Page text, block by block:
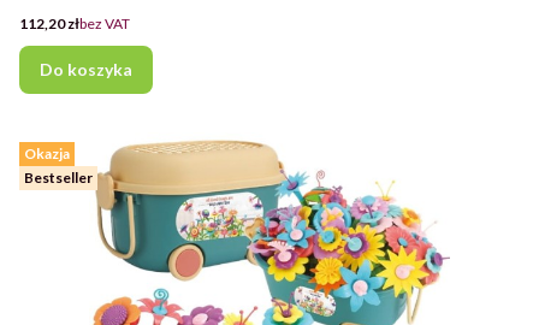
Cena
112,20 złbez VAT
Do koszyka
Okazja
Bestseller